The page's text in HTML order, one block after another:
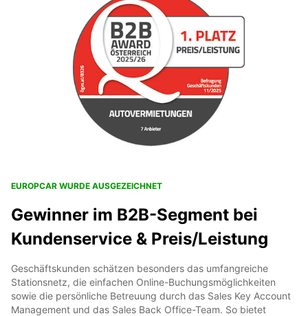
EUROPCAR WURDE AUSGEZEICHNET
Gewinner im B2B-Segment bei
Kundenservice & Preis/Leistung
Geschäftskunden schätzen besonders das umfangreiche
Stationsnetz, die einfachen Online-Buchungsmöglichkeiten
sowie die persönliche Betreuung durch das Sales Key Account
Management und das Sales Back Office-Team. So bietet